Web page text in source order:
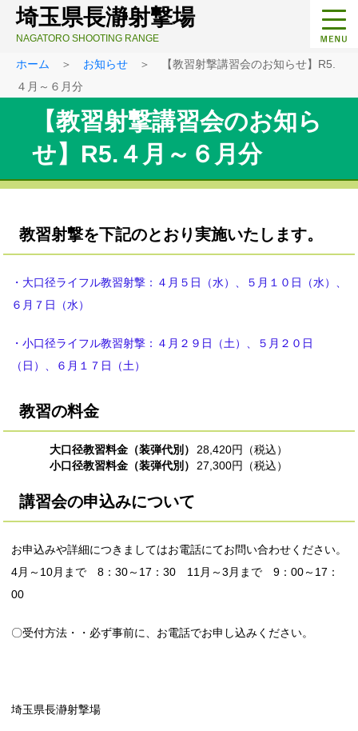
埼玉県長瀞射撃場
NAGATORO SHOOTING RANGE
ホーム ＞ お知らせ ＞ 【教習射撃講習会のお知らせ】R5.
４月～６月分
【教習射撃講習会のお知ら
せ】R5.４月～６月分
教習射撃を下記のとおり実施いたします。
・大口径ライフル教習射撃：４月５日（水）、５月１０日（水）、
６月７日（水）
・小口径ライフル教習射撃：４月２９日（土）、５月２０日
（日）、６月１７日（土）
教習の料金
大口径教習料金（装弾代別）
28,420円（税込）
小口径教習料金（装弾代別）
27,300円（税込）
講習会の申込みについて
お申込みや詳細につきましてはお電話にてお問い合わせください。
4月～10月まで 8：30～17：30 11月～3月まで 9：00～17：
00
〇受付方法・・必ず事前に、お電話でお申し込みください。
埼玉県長瀞射撃場